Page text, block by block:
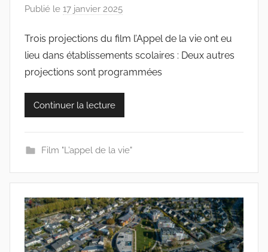
Publié le 17 janvier 2025
r
c
o
e
t
s
Trois projections du film l’Appel de la vie ont eu
lieu dans établissements scolaires : Deux autres
projections sont programmées
Continuer la lecture
Film "L’appel de la vie"